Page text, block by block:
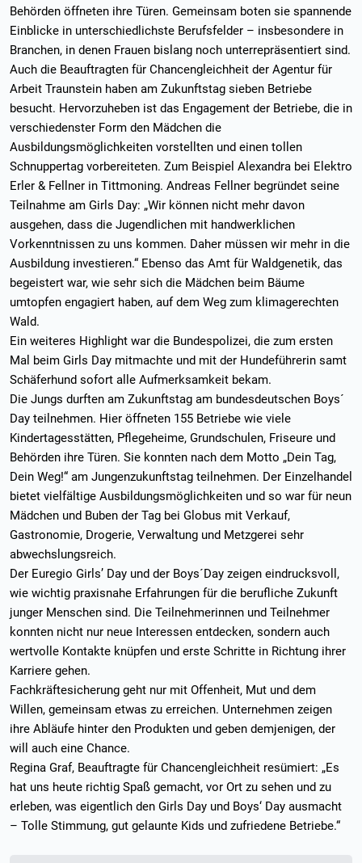
Behörden öffneten ihre Türen. Gemeinsam boten sie spannende
Einblicke in unterschiedlichste Berufsfelder – insbesondere in
Branchen, in denen Frauen bislang noch unterrepräsentiert sind.
Auch die Beauftragten für Chancengleichheit der Agentur für
Arbeit Traunstein haben am Zukunftstag sieben Betriebe
besucht. Hervorzuheben ist das Engagement der Betriebe, die in
verschiedenster Form den Mädchen die
Ausbildungsmöglichkeiten vorstellten und einen tollen
Schnuppertag vorbereiteten. Zum Beispiel Alexandra bei Elektro
Erler & Fellner in Tittmoning. Andreas Fellner begründet seine
Teilnahme am Girls Day: „Wir können nicht mehr davon
ausgehen, dass die Jugendlichen mit handwerklichen
Vorkenntnissen zu uns kommen. Daher müssen wir mehr in die
Ausbildung investieren.“ Ebenso das Amt für Waldgenetik, das
begeistert war, wie sehr sich die Mädchen beim Bäume
umtopfen engagiert haben, auf dem Weg zum klimagerechten
Wald.
Ein weiteres Highlight war die Bundespolizei, die zum ersten
Mal beim Girls Day mitmachte und mit der Hundeführerin samt
Schäferhund sofort alle Aufmerksamkeit bekam.
Die Jungs durften am Zukunftstag am bundesdeutschen Boys´
Day teilnehmen. Hier öffneten 155 Betriebe wie viele
Kindertagesstätten, Pflegeheime, Grundschulen, Friseure und
Behörden ihre Türen. Sie konnten nach dem Motto „Dein Tag,
Dein Weg!“ am Jungenzukunftstag teilnehmen. Der Einzelhandel
bietet vielfältige Ausbildungsmöglichkeiten und so war für neun
Mädchen und Buben der Tag bei Globus mit Verkauf,
Gastronomie, Drogerie, Verwaltung und Metzgerei sehr
abwechslungsreich.
Der Euregio Girls’ Day und der Boys´Day zeigen eindrucksvoll,
wie wichtig praxisnahe Erfahrungen für die berufliche Zukunft
junger Menschen sind. Die Teilnehmerinnen und Teilnehmer
konnten nicht nur neue Interessen entdecken, sondern auch
wertvolle Kontakte knüpfen und erste Schritte in Richtung ihrer
Karriere gehen.
Fachkräftesicherung geht nur mit Offenheit, Mut und dem
Willen, gemeinsam etwas zu erreichen. Unternehmen zeigen
ihre Abläufe hinter den Produkten und geben demjenigen, der
will auch eine Chance.
Regina Graf, Beauftragte für Chancengleichheit resümiert: „Es
hat uns heute richtig Spaß gemacht, vor Ort zu sehen und zu
erleben, was eigentlich den Girls Day und Boys‘ Day ausmacht
– Tolle Stimmung, gut gelaunte Kids und zufriedene Betriebe.“